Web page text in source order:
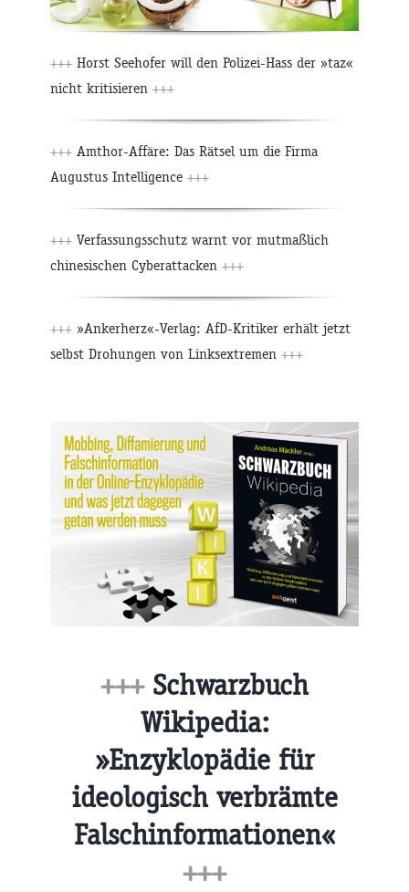
+++ Horst Seehofer will den Polizei-Hass der »taz«
nicht kritisieren +++
+++ Amthor-Affäre: Das Rätsel um die Firma
Augustus Intelligence +++
+++ Verfassungsschutz warnt vor mutmaßlich
chinesischen Cyberattacken +++
+++ »Ankerherz«-Verlag: AfD-Kritiker erhält jetzt
selbst Drohungen von Linksextremen +++
+++Schwarzbuch
Wikipedia:
»Enzyklopädie für
ideologisch verbrämte
Falschinformationen«
+++